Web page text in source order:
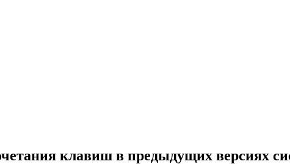
клавиш в предыдущих версиях